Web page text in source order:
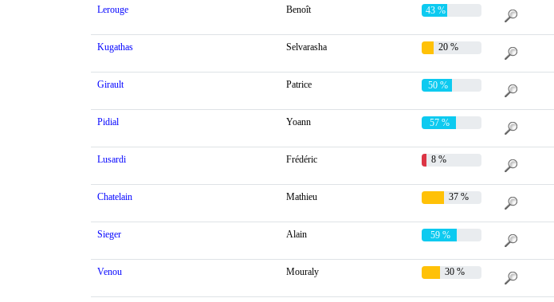
Lerouge Benoît 43 %
Kugathas Selvarasha 20 %
Girault Patrice 50 %
Pidial Yoann 57 %
Lusardi Frédéric 8 %
Chatelain Mathieu 37 %
Sieger Alain 59 %
Venou Mouraly 30 %